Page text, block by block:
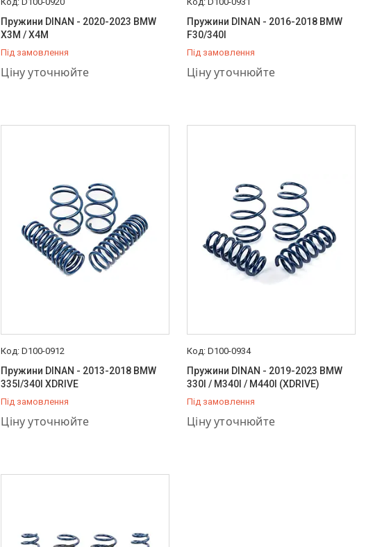
Пружини DINAN - 2020-2023 BMW
X3M / X4M
Під замовлення
Ціну уточнюйте
+380 (66) 757-37-36
Пружини DINAN - 2016-2018 BMW
F30/340I
Під замовлення
Ціну уточнюйте
+380 (66) 757-37-36
D100-0912
Пружини DINAN - 2013-2018 BMW
335I/340I XDRIVE
Під замовлення
Ціну уточнюйте
+380 (66) 757-37-36
D100-0934
Пружини DINAN - 2019-2023 BMW
330I / M340I / M440I (XDRIVE)
Під замовлення
Ціну уточнюйте
+380 (66) 757-37-36